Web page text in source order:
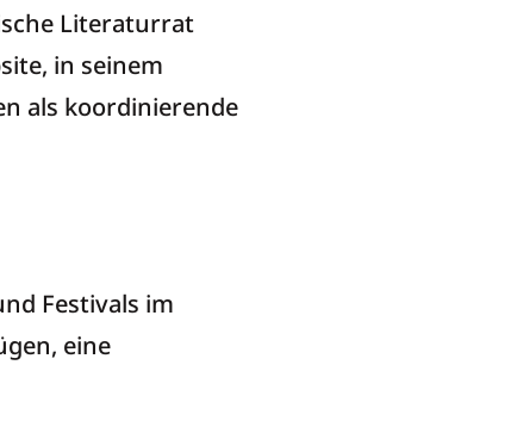
Literaturrat
in seinem
als koordinierende
Festivals im
eine